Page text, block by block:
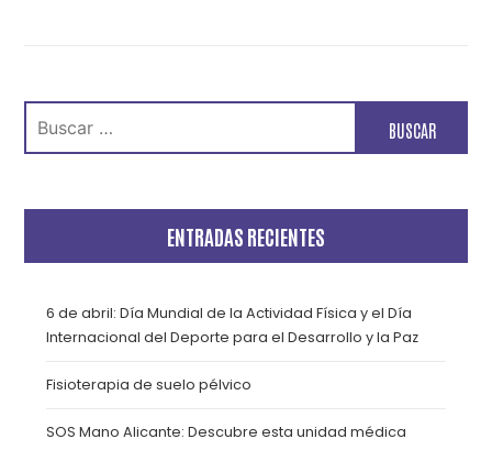
Buscar:
ENTRADAS RECIENTES
6 de abril: Día Mundial de la Actividad Física y el Día
Internacional del Deporte para el Desarrollo y la Paz
Fisioterapia de suelo pélvico
SOS Mano Alicante: Descubre esta unidad médica